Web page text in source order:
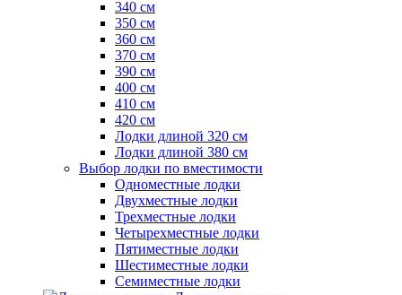
340 см
350 см
360 см
370 см
390 см
400 см
410 см
420 см
Лодки длиной 320 см
Лодки длиной 380 см
Выбор лодки по вместимости
Одноместные лодки
Двухместные лодки
Трехместные лодки
Четырехместные лодки
Пятиместные лодки
Шестиместные лодки
Семиместные лодки